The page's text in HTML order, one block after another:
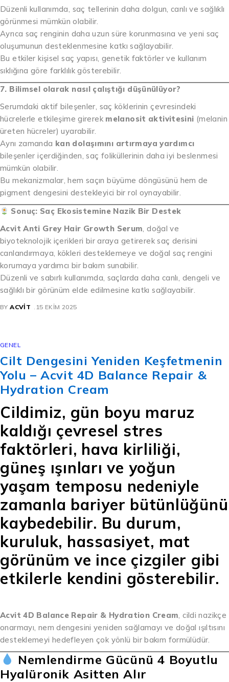
Düzenli kullanımda, saç tellerinin daha dolgun, canlı ve sağlıklı
görünmesi mümkün olabilir.
Ayrıca saç renginin daha uzun süre korunmasına ve yeni saç
oluşumunun desteklenmesine katkı sağlayabilir.
Bu etkiler kişisel saç yapısı, genetik faktörler ve kullanım
sıklığına göre farklılık gösterebilir.
7. Bilimsel olarak nasıl çalıştığı düşünülüyor?
Serumdaki aktif bileşenler, saç köklerinin çevresindeki
hücrelerle etkileşime girerek melanosit aktivitesini (melanin
üreten hücreler) uyarabilir.
Aynı zamanda kan dolaşımını artırmaya yardımcı
bileşenler içerdiğinden, saç foliküllerinin daha iyi beslenmesi
mümkün olabilir.
Bu mekanizmalar, hem saçın büyüme döngüsünü hem de
pigment dengesini destekleyici bir rol oynayabilir.
Sonuç: Saç Ekosistemine Nazik Bir Destek
Acvit Anti Grey Hair Growth Serum, doğal ve
biyoteknolojik içerikleri bir araya getirerek saç derisini
canlandırmaya, kökleri desteklemeye ve doğal saç rengini
korumaya yardımcı bir bakım sunabilir.
Düzenli ve sabırlı kullanımda, saçlarda daha canlı, dengeli ve
sağlıklı bir görünüm elde edilmesine katkı sağlayabilir.
BY ACVIT 15 EKIM 2025
GENEL
Cilt Dengesini Yeniden Keşfetmenin
Yolu – Acvit 4D Balance Repair &
Hydration Cream
Cildimiz, gün boyu maruz
kaldığı çevresel stres
faktörleri, hava kirliliği,
güneş ışınları ve yoğun
yaşam temposu nedeniyle
zamanla bariyer bütünlüğünü
kaybedebilir. Bu durum,
kuruluk, hassasiyet, mat
görünüm ve ince çizgiler gibi
etkilerle kendini gösterebilir.
Acvit 4D Balance Repair & Hydration Cream, cildi nazikçe
onarmayı, nem dengesini yeniden sağlamayı ve doğal ışıltısını
desteklemeyi hedefleyen çok yönlü bir bakım formülüdür.
Nemlendirme Gücünü 4 Boyutlu
Hyalüronik Asitten Alır